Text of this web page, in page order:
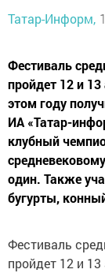
Татар-Информ,
Фестиваль
пройдет 12 и
этом году
ИА «Татар-
клубный
один. Также
бугурты,
Фестиваль
пройдет 12 и